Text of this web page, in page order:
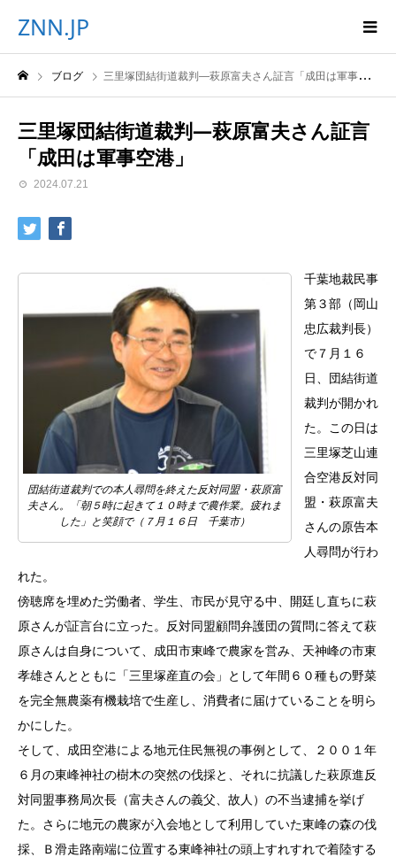
ZNN.JP
ブログ 三里塚団結街道裁判―萩原富夫さん証言「成田は軍事空港」
三里塚団結街道裁判―萩原富夫さん証言
「成田は軍事空港」
2024.07.21
団結街道裁判での本人尋問を終えた反対同盟・萩原富
夫さん。「朝５時に起きて１０時まで農作業。疲れま
した」と笑顔で（７月１６日 千葉市）
千葉地裁民事
第３部（岡山
忠広裁判長）
で７月１６
日、団結街道
裁判が開かれ
た。この日は
三里塚芝山連
合空港反対同
盟・萩原富夫
さんの原告本
人尋問が行わ
れた。
傍聴席を埋めた労働者、学生、市民が見守る中、開廷し直ちに萩
原さんが証言台に立った。反対同盟顧問弁護団の質問に答えて萩
原さんは自身について、成田市東峰で農家を営み、天神峰の市東
孝雄さんとともに「三里塚産直の会」として年間６０種もの野菜
を完全無農薬有機栽培で生産し、消費者に届けていることを明ら
かにした。
そして、成田空港による地元住民無視の事例として、２００１年
６月の東峰神社の樹木の突然の伐採と、それに抗議した萩原進反
対同盟事務局次長（富夫さんの義父、故人）の不当逮捕を挙げ
た。さらに地元の農家が入会地として利用していた東峰の森の伐
採、Ｂ滑走路南端に位置する東峰神社の頭上すれすれで着陸する